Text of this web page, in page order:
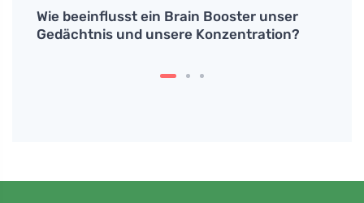
Wie beeinflusst ein Brain Booster unser
Gedächtnis und unsere Konzentration?